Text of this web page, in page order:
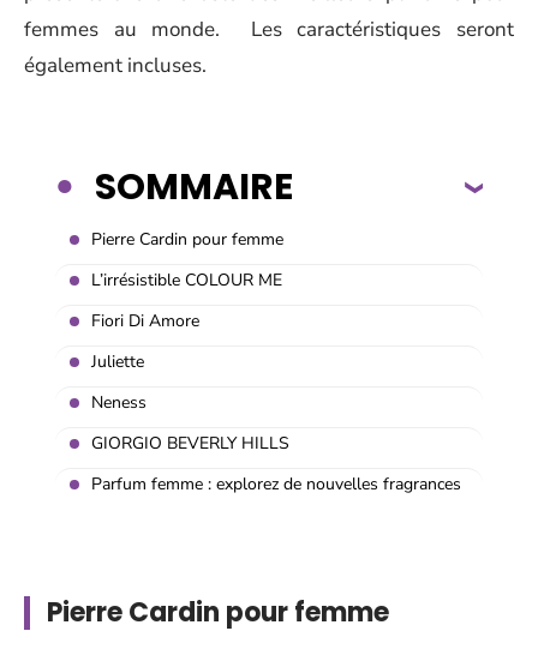
femmes au monde. Les caractéristiques seront
également incluses.
SOMMAIRE
Pierre Cardin pour femme
L’irrésistible COLOUR ME
Fiori Di Amore
Juliette
Neness
GIORGIO BEVERLY HILLS
Parfum femme : explorez de nouvelles fragrances
Pierre Cardin pour femme